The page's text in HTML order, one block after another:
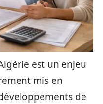
est un enjeu
mis en
de